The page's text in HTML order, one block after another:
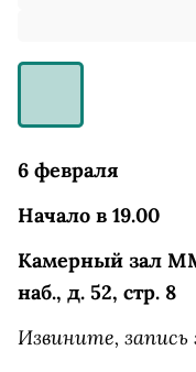
6 февраля
Начало в 19.00
Камерный зал
наб., д. 52, стр. 8
Извините, запись